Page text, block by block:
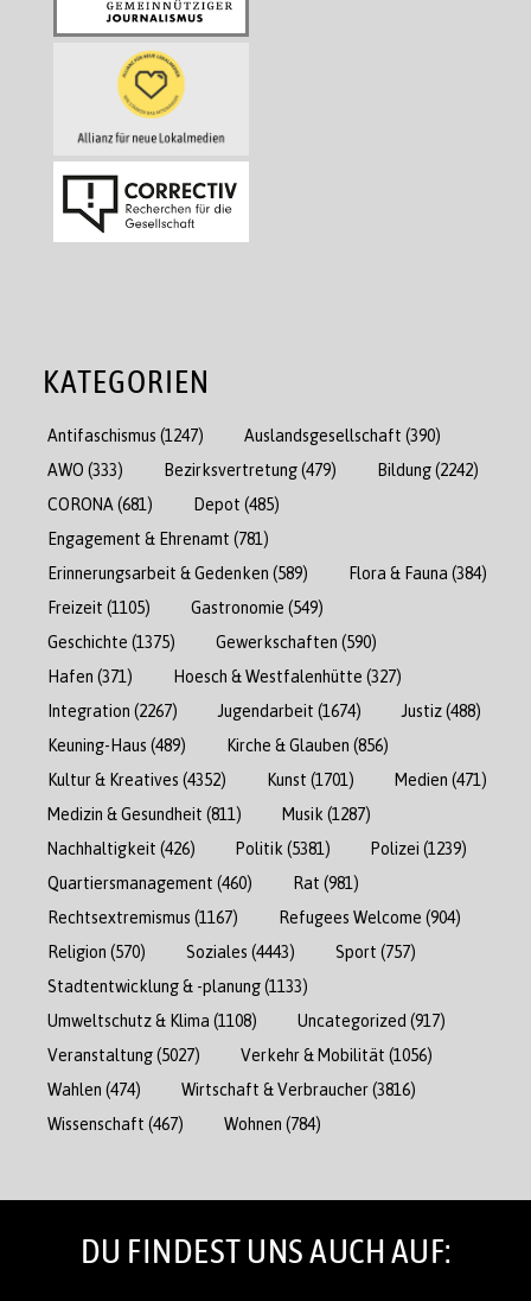
KATEGORIEN
Antifaschismus (1247) Auslandsgesellschaft (390)
AWO (333) Bezirksvertretung(479) Bildung(2242)
CORONA (681) Depot (485)
Engagement & Ehrenamt (781)
Erinnerungsarbeit & Gedenken (589) Flora & Fauna (384)
Freizeit (1105) Gastronomie (549)
Geschichte (1375) Gewerkschaften (590)
Hafen (371) Hoesch & Westfalenhütte (327)
Integration (2267) Jugendarbeit (1674) Justiz(488)
Keuning-Haus (489) Kirche & Glauben (856)
Kultur & Kreatives (4352) Kunst (1701) Medien (471)
Medizin & Gesundheit (811) Musik (1287)
Nachhaltigkeit (426) Politik (5381) Polizei (1239)
Quartiersmanagement (460) Rat (981)
Rechtsextremismus (1167) Refugees Welcome (904)
Religion (570) Soziales (4443) Sport (757)
Stadtentwicklung & -planung(1133)
Umweltschutz & Klima (1108) Uncategorized (917)
Veranstaltung(5027) Verkehr & Mobilität (1056)
Wahlen (474) Wirtschaft & Verbraucher(3816)
Wissenschaft (467) Wohnen (784)
DU FINDEST UNS AUCH AUF: